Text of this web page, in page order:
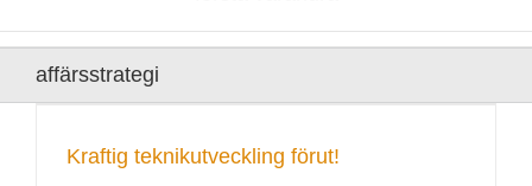
affärsstrategi
Kraftig teknikutveckling förut!